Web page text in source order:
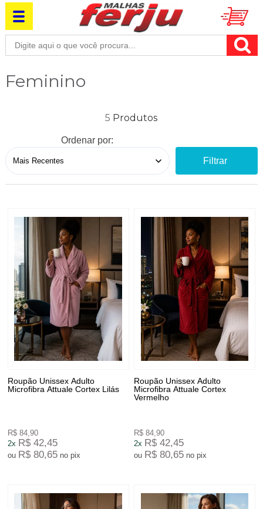
Feminino
5
Ordenar por:
Filtrar
Roupão Unissex Adulto
Microfibra Attuale Cortex Lilás
R$ 84,90
2x R$ 42,45
ou R$ 80,65 no pix
Roupão Unissex Adulto
Microfibra Attuale Cortex
Vermelho
R$ 84,90
2x R$ 42,45
ou R$ 80,65 no pix